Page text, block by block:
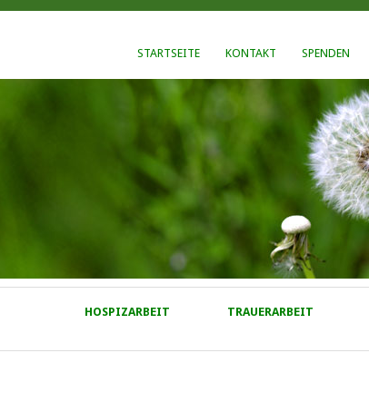
STARTSEITE KONTAKT SPENDEN
HOSPIZARBEIT TRAUERARBEIT